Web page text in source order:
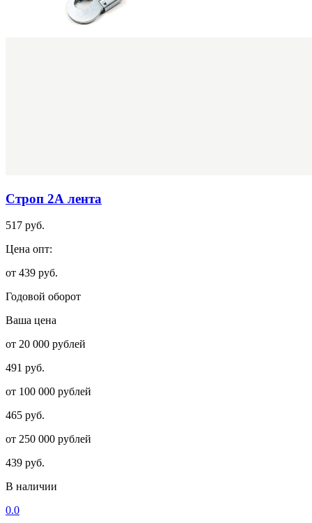
Строп 2А лента
517 руб.
Цена опт:
от 439 руб.
Годовой оборот
Ваша цена
от 20 000 рублей
491 руб.
от 100 000 рублей
465 руб.
от 250 000 рублей
439 руб.
В наличии
0.0